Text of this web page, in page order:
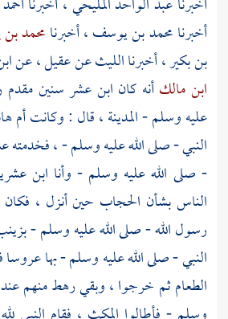
أخبرنامحمد بن يوسف، أخبرنامحمد
بن بكير، أخبرناالليث عن عقيل، عن
ابن مالكأنه كان ابن عشر سنين
عليه وسلم - المدينة ، قال : وكانتأم
النبي - صلى الله عليه وسلم - ، فخدمته
- صلى الله عليه وسلم - وأنا ابن
الناس بشأن الحجاب حين أنزل ، فكان
رسول الله - صلى الله عليه وسلم -
النبي - صلى الله عليه وسلم - بها عروسا
الطعام ثم خرجوا ، وبقي رهط منهم عند